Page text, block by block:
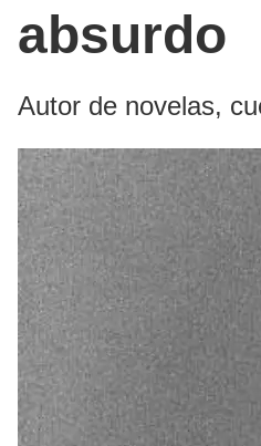
absurdo
Autor de novelas,